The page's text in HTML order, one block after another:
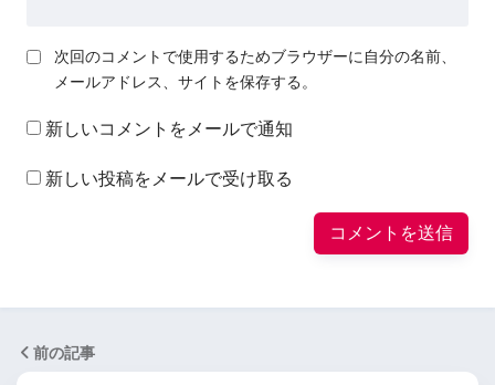
次回のコメントで使用するためブラウザーに自分の名前、
メールアドレス、サイトを保存する。
新しいコメントをメールで通知
新しい投稿をメールで受け取る
前の記事